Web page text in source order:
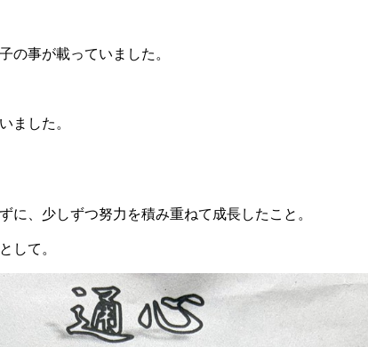
の事が載っていました。
ました。
、少しずつ努力を積み重ねて成長したこと。
して。